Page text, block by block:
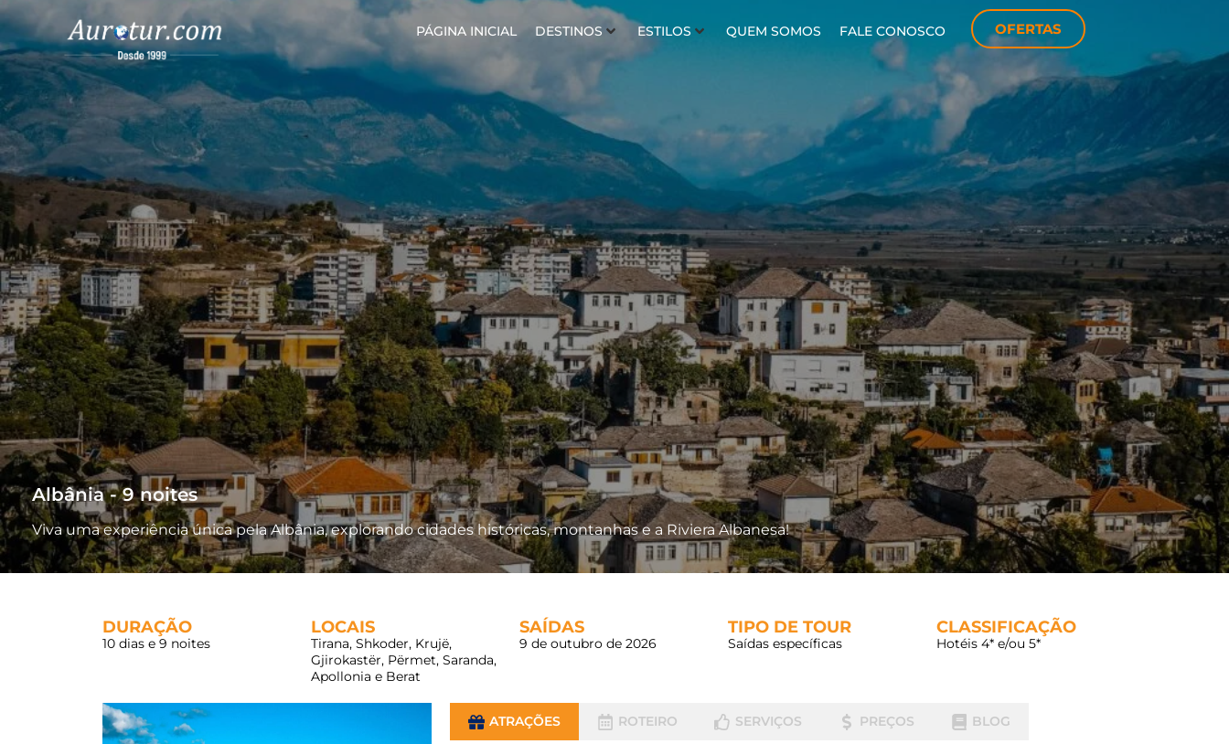
OFERTAS
PÁGINA INICIAL DESTINOS ESTILOS QUEM SOMOS FALE CONOSCO
Albânia - 9 noites
Viva uma experiência única pela Albânia, explorando cidades históricas, montanhas e a Riviera Albanesa!
DURAÇÃO
10 dias e 9 noites
LOCAIS
Tirana, Shkoder, Krujë,
Gjirokastër, Përmet, Saranda,
Apollonia e Berat
SAÍDAS
9 de outubro de 2026
TIPO DE TOUR
Saídas específicas
CLASSIFICAÇÃO
Hotéis 4* e/ou 5*
ATRAÇÕES ROTEIRO SERVIÇOS PREÇOS BLOG